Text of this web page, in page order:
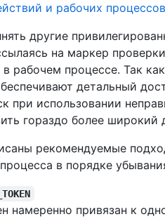
и рабочих
другие
на маркер
в рабочем процессе. Так
детальный
при использовании
гораздо более широкий
рекомендуемые
в порядке
намеренно привязан к